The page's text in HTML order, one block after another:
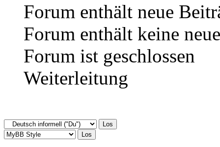
Forum enthält neue
Forum enthält keine
Forum ist geschlossen
Weiterleitung